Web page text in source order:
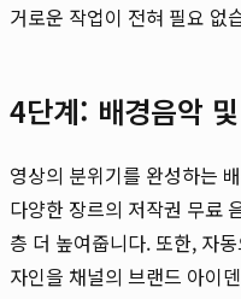
거로운 작업이 전혀 필요 없
4단계: 배경음악
영상의 분위기를 완성하는
다양한 장르의 저작권 무료
층 더 높여줍니다. 또한, 자
자인을 채널의 브랜드 아이